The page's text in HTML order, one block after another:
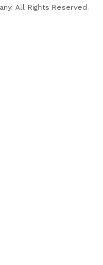
All Rights Reserved.